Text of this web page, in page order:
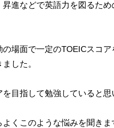
進などで英語力を図るた
場面で一定のTOEICスコ
した。
目指して勉強していると思
くこのような悩みを聞きま